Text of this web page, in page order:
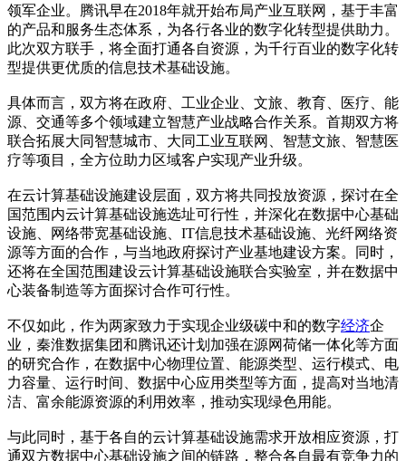
领军企业。腾讯早在2018年就开始布局产业互联网，基于丰富
的产品和服务生态体系，为各行各业的数字化转型提供助力。
此次双方联手，将全面打通各自资源，为千行百业的数字化转
型提供更优质的信息技术基础设施。
具体而言，双方将在政府、工业企业、文旅、教育、医疗、能
源、交通等多个领域建立智慧产业战略合作关系。首期双方将
联合拓展大同智慧城市、大同工业互联网、智慧文旅、智慧医
疗等项目，全方位助力区域客户实现产业升级。
在云计算基础设施建设层面，双方将共同投放资源，探讨在全
国范围内云计算基础设施选址可行性，并深化在数据中心基础
设施、网络带宽基础设施、IT信息技术基础设施、光纤网络资
源等方面的合作，与当地政府探讨产业基地建设方案。同时，
还将在全国范围建设云计算基础设施联合实验室，并在数据中
心装备制造等方面探讨合作可行性。
不仅如此，作为两家致力于实现企业级碳中和的数字经济企
业，秦淮数据集团和腾讯还计划加强在源网荷储一体化等方面
的研究合作，在数据中心物理位置、能源类型、运行模式、电
力容量、运行时间、数据中心应用类型等方面，提高对当地清
洁、富余能源资源的利用效率，推动实现绿色用能。
与此同时，基于各自的云计算基础设施需求开放相应资源，打
通双方数据中心基础设施之间的链路，整合各自最有竞争力的